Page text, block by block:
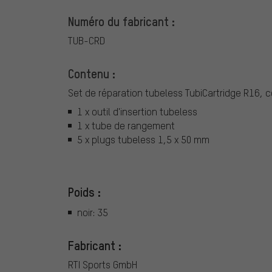
Numéro du fabricant :
TUB-CRD
Contenu :
Set de réparation tubeless TubiCartridge R16,
1 x outil d'insertion tubeless
1 x tube de rangement
5 x plugs tubeless 1,5 x 50 mm
Poids :
noir: 35
Fabricant :
RTI Sports GmbH